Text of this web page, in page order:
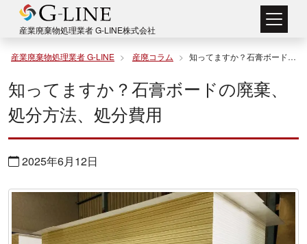
ツ
へ
ス
キ
産業廃棄物処理業者 G-LINE株式会社
産業廃棄物処理業者 G-LINE 産廃コラム 知ってますか？石膏ボードの廃棄、処分方法、処分費用
知ってますか？石膏ボードの廃棄、
処分方法、処分費用
2025年6月12日